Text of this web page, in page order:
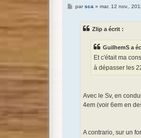
Mparsca » mar. 12 nov.,
Zlip a écrit :
GuilhemS a
Et c'était ma
à dépasser les
Avec le Sv, en
4em (voir 6em en
A contrario, sur un